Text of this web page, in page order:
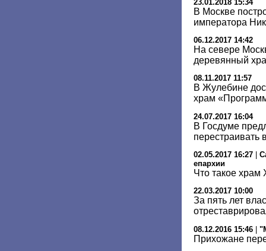
23.01.2018 15:34
В Москве
императора
06.12.2017 14:42
На севере
деревянный
08.11.2017 11:57
В Жулебине
храм
24.07.2017 16:04
В Госдуме
перестраивать
02.05.2017 16:27
епархии
Что такое храм
22.03.2017 10:00
За пять лет
08.12.2016 15:46 |
Прихожане